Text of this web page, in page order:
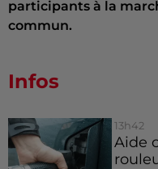
participants à la
commun.
Infos
13h42
Aide